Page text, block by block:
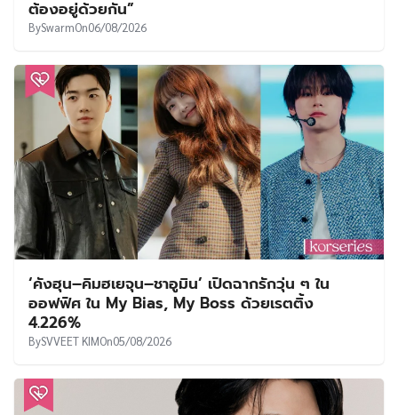
ต้องอยู่ด้วยกัน”
BySwarmOn06/08/2026
‘คังฮุน–คิมฮเยจุน–ชาอูมิน’ เปิดฉากรักวุ่น ๆ ใน
ออฟฟิศ ใน My Bias, My Boss ด้วยเรตติ้ง
4.226%
BySVVEET KIMOn05/08/2026